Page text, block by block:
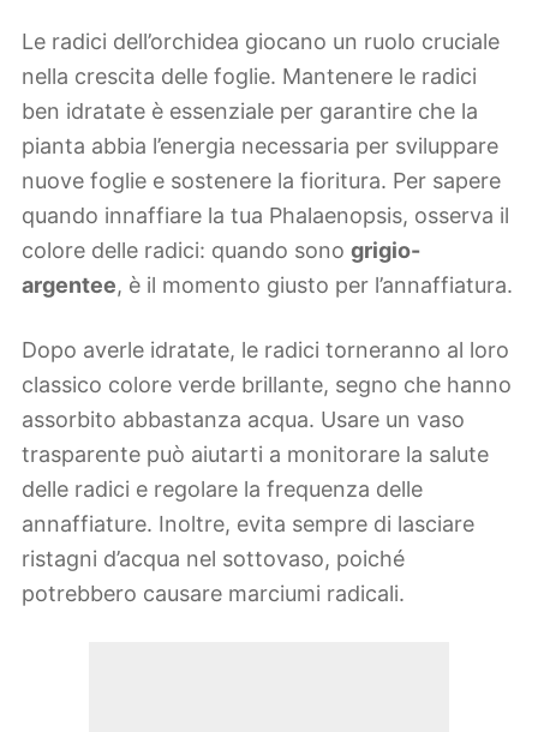
Le radici dell’orchidea giocano un ruolo cruciale
nella crescita delle foglie. Mantenere le radici
ben idratate è essenziale per garantire che la
pianta abbia l’energia necessaria per sviluppare
nuove foglie e sostenere la fioritura. Per sapere
quando innaffiare la tua Phalaenopsis, osserva il
colore delle radici: quando sono grigio-
argentee, è il momento giusto per l’annaffiatura.
Dopo averle idratate, le radici torneranno al loro
classico colore verde brillante, segno che hanno
assorbito abbastanza acqua. Usare un vaso
trasparente può aiutarti a monitorare la salute
delle radici e regolare la frequenza delle
annaffiature. Inoltre, evita sempre di lasciare
ristagni d’acqua nel sottovaso, poiché
potrebbero causare marciumi radicali.